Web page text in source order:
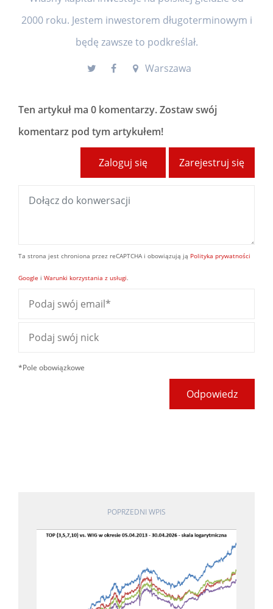
2000 roku. Jestem inwestorem długoterminowym i
będę zawsze to podkreślał.
Warszawa
Ten artykuł ma 0 komentarzy. Zostaw swój
komentarz pod tym artykułem!
Zarejestruj się
Zaloguj się
Ta strona jest chroniona przez reCAPTCHA i obowiązują ją Polityka prywatności
Google i Warunki korzystania z usługi.
*Pole obowiązkowe
Odpowiedz
POPRZEDNI WPIS